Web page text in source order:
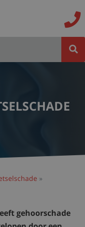
»
gehoorschade